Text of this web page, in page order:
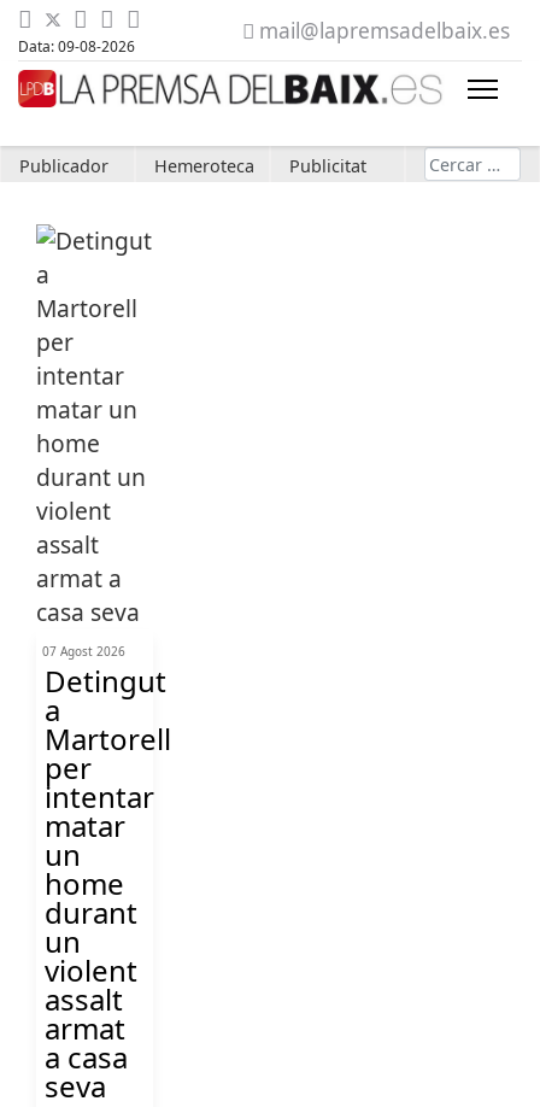
Data: 09-08-2026
mail@lapremsadelbaix.es
Publicador Hemeroteca Publicitat Cerca
07 Agost 2026
Detingut
a
Martorell
per
intentar
matar
un
home
durant
un
violent
assalt
armat
a casa
seva